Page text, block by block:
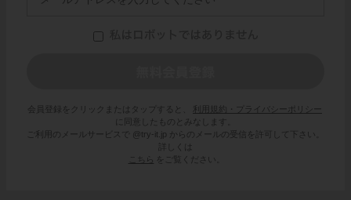
会員登録をクリックまたはタップすると、
利用規約・プライバシーポリシー
に同意したものとみなします。
ご利用のメールサービスで @try-it.jp からのメールの受信を許可して下さい。
詳しくは
こちら
をご覧ください。